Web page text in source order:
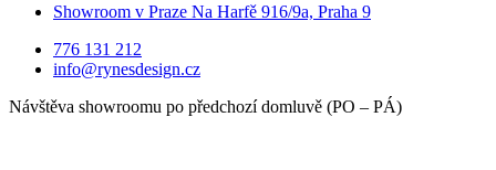
Showroom v Praze Na Harfě 916/9a, Praha 9
776 131 212
info@rynesdesign.cz
Návštěva showroomu po předchozí domluvě (PO – PÁ)